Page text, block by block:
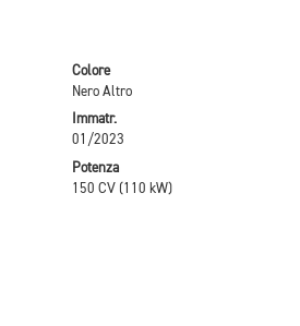
Colore
Nero Altro
Immatr.
01/2023
Potenza
150 CV (110 kW)